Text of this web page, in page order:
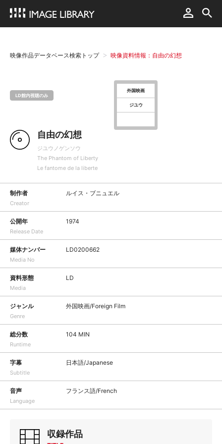
映像作品データベース検索トップ 映像資料情報：自由の幻想
LD館内視聴のみ
外国映画
ジユウ
自由の幻想
ジユウノゲンソウ
The Phantom of Liberty
Le fantome de la liberte
制作者
Creator
ルイス・ブニュエル
公開年
Release Date
1974
媒体ナンバー
Media No
LD0200662
資料形態
Media
LD
ジャンル
Genre
外国映画/Foreign Film
総分数
Runtime
104 MIN
字幕
Subtitle
日本語/Japanese
音声
Language
フランス語/French
収録作品